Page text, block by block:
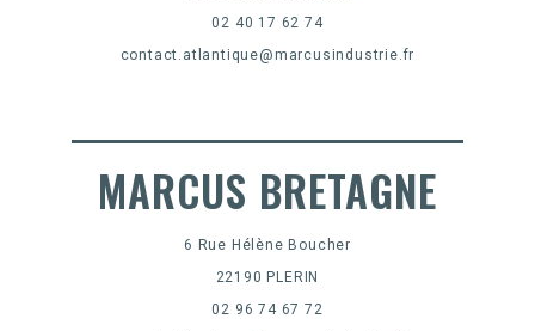
02 40 17 62 74
contact.atlantique@marcusindustrie.fr
MARCUS BRETAGNE
6 Rue Hélène Boucher
22190 PLERIN
02 96 74 67 72